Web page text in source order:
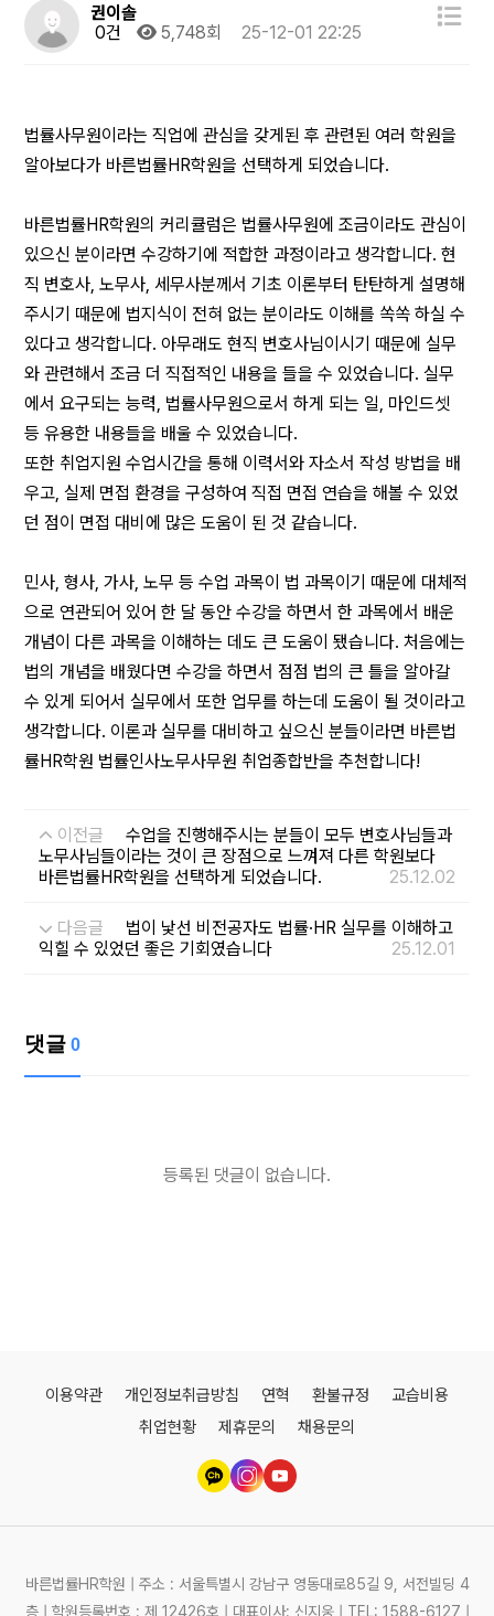
권이솔
0건
5,748회 25-12-01 22:25
법률사무원이라는 직업에 관심을 갖게된 후 관련된 여러 학원을
알아보다가 바른법률HR학원을 선택하게 되었습니다.
바른법률HR학원의 커리큘럼은 법률사무원에 조금이라도 관심이
있으신 분이라면 수강하기에 적합한 과정이라고 생각합니다. 현
직 변호사, 노무사, 세무사분께서 기초 이론부터 탄탄하게 설명해
주시기 때문에 법지식이 전혀 없는 분이라도 이해를 쏙쏙 하실 수
있다고 생각합니다. 아무래도 현직 변호사님이시기 때문에 실무
와 관련해서 조금 더 직접적인 내용을 들을 수 있었습니다. 실무
에서 요구되는 능력, 법률사무원으로서 하게 되는 일, 마인드셋
등 유용한 내용들을 배울 수 있었습니다.
또한 취업지원 수업시간을 통해 이력서와 자소서 작성 방법을 배
우고, 실제 면접 환경을 구성하여 직접 면접 연습을 해볼 수 있었
던 점이 면접 대비에 많은 도움이 된 것 같습니다.
민사, 형사, 가사, 노무 등 수업 과목이 법 과목이기 때문에 대체적
으로 연관되어 있어 한 달 동안 수강을 하면서 한 과목에서 배운
개념이 다른 과목을 이해하는 데도 큰 도움이 됐습니다. 처음에는
법의 개념을 배웠다면 수강을 하면서 점점 법의 큰 틀을 알아갈
수 있게 되어서 실무에서 또한 업무를 하는데 도움이 될 것이라고
생각합니다. 이론과 실무를 대비하고 싶으신 분들이라면 바른법
률HR학원 법률인사노무사무원 취업종합반을 추천합니다!
이전글
수업을 진행해주시는 분들이 모두 변호사님들과
노무사님들이라는 것이 큰 장점으로 느껴져 다른 학원보다
바른법률HR학원을 선택하게 되었습니다.
25.12.02
다음글
법이 낯선 비전공자도 법률·HR 실무를 이해하고
익힐 수 있었던 좋은 기회였습니다
25.12.01
댓글 0
등록된 댓글이 없습니다.
이용약관 개인정보취급방침 연혁 환불규정
교습비용
취업현황
제휴문의 채용문의
바른법률HR학원 | 주소 : 서울특별시 강남구 영동대로85길 9, 서전빌딩 4
층 | 학원등록번호 : 제 12426호 | 대표이사: 신지웅 | TEL: 1588-6127 |